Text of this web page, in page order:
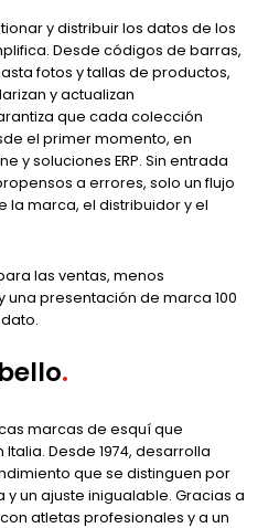
y distribuir los datos de los
Desde códigos de barras,
fotos y tallas de productos,
y actualizan
que cada colección
el primer momento, en
y soluciones ERP. Sin entrada
a errores, solo un flujo
la marca, el distribuidor y el
las ventas, menos
presentación de marca 100
.
marcas de esquí que
Desde 1974, desarrolla
que se distinguen por
un ajuste inigualable. Gracias a
atletas profesionales y a un